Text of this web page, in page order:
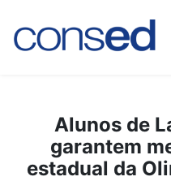
Alunos de
garantem
estadual da